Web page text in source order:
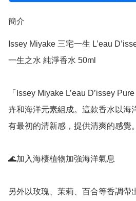
簡介
Issey Miyake 三宅一生 L’eau
一生之水 純淨香水 50ml
「Issey Miyake L’eau D’issey
卉和海洋元素組成。這款香水以海
有最初的清新感，提供清爽的感覺。
🌊加入海棲植物加強海洋氣息
另外以玫瑰、茉莉、百合等香調帶